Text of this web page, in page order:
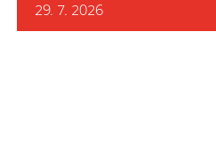
29. 7. 2026